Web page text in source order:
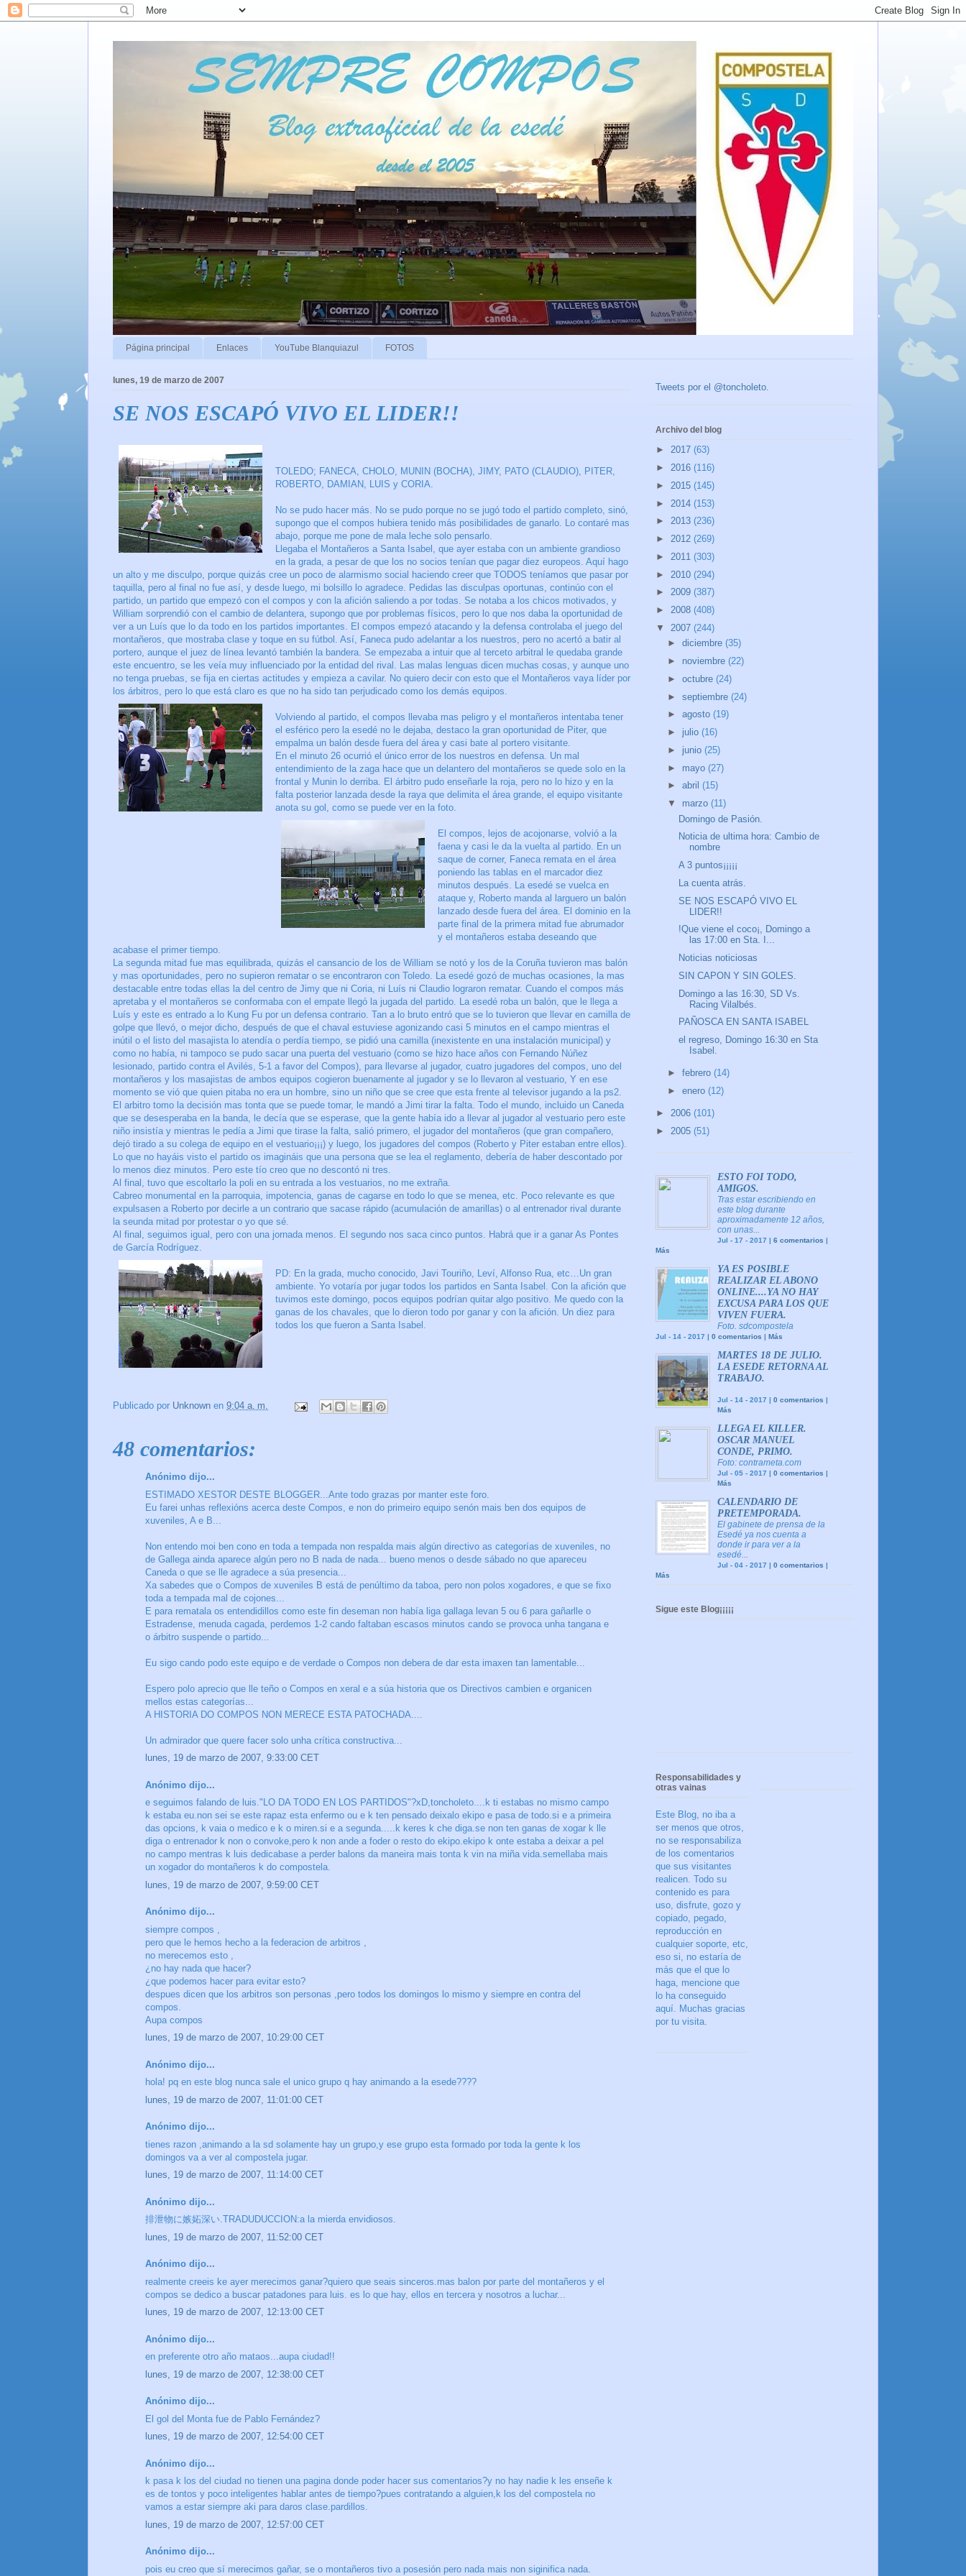
Página principal Enlaces YouTube Blanquiazul FOTOS
lunes, 19 de marzo de 2007
SE NOS ESCAPÓ VIVO EL LIDER!!
TOLEDO; FANECA, CHOLO, MUNIN (BOCHA), JIMY, PATO (CLAUDIO), PITER,
ROBERTO, DAMIAN, LUIS y CORIA.
No se pudo hacer más. No se pudo porque no se jugó todo el partido completo, sinó,
supongo que el compos hubiera tenido más posibilidades de ganarlo. Lo contaré mas
abajo, porque me pone de mala leche solo pensarlo.
Llegaba el Montañeros a Santa Isabel, que ayer estaba con un ambiente grandioso
en la grada, a pesar de que los no socios tenían que pagar diez europeos. Aquí hago
un alto y me disculpo, porque quizás cree un poco de alarmismo social haciendo creer que TODOS teníamos que pasar por
taquilla, pero al final no fue así, y desde luego, mi bolsillo lo agradece. Pedidas las disculpas oportunas, continúo con el
partido, un partido que empezó con el compos y con la afición saliendo a por todas. Se notaba a los chicos motivados, y
William sorprendió con el cambio de delantera, supongo que por problemas físicos, pero lo que nos daba la oportunidad de
ver a un Luís que lo da todo en los partidos importantes. El compos empezó atacando y la defensa controlaba el juego del
montañeros, que mostraba clase y toque en su fútbol. Así, Faneca pudo adelantar a los nuestros, pero no acertó a batir al
portero, aunque el juez de línea levantó también la bandera. Se empezaba a intuir que al terceto arbitral le quedaba grande
este encuentro, se les veía muy influenciado por la entidad del rival. Las malas lenguas dicen muchas cosas, y aunque uno
no tenga pruebas, se fija en ciertas actitudes y empieza a cavilar. No quiero decir con esto que el Montañeros vaya líder por
los árbitros, pero lo que está claro es que no ha sido tan perjudicado como los demás equipos.
Volviendo al partido, el compos llevaba mas peligro y el montañeros intentaba tener
el esférico pero la esedé no le dejaba, destaco la gran oportunidad de Piter, que
empalma un balón desde fuera del área y casi bate al portero visitante.
En el minuto 26 ocurrió el único error de los nuestros en defensa. Un mal
entendimiento de la zaga hace que un delantero del montañeros se quede solo en la
frontal y Munin lo derriba. El árbitro pudo enseñarle la roja, pero no lo hizo y en la
falta posterior lanzada desde la raya que delimita el área grande, el equipo visitante
anota su gol, como se puede ver en la foto.
El compos, lejos de acojonarse, volvió a la
faena y casi le da la vuelta al partido. En un
saque de corner, Faneca remata en el área
poniendo las tablas en el marcador diez
minutos después. La esedé se vuelca en
ataque y, Roberto manda al larguero un balón
lanzado desde fuera del área. El dominio en la
parte final de la primera mitad fue abrumador
y el montañeros estaba deseando que
acabase el primer tiempo.
La segunda mitad fue mas equilibrada, quizás el cansancio de los de William se notó y los de la Coruña tuvieron mas balón
y mas oportunidades, pero no supieron rematar o se encontraron con Toledo. La esedé gozó de muchas ocasiones, la mas
destacable entre todas ellas la del centro de Jimy que ni Coria, ni Luís ni Claudio lograron rematar. Cuando el compos más
apretaba y el montañeros se conformaba con el empate llegó la jugada del partido. La esedé roba un balón, que le llega a
Luís y este es entrado a lo Kung Fu por un defensa contrario. Tan a lo bruto entró que se lo tuvieron que llevar en camilla de
golpe que llevó, o mejor dicho, después de que el chaval estuviese agonizando casi 5 minutos en el campo mientras el
inútil o el listo del masajista lo atendía o perdía tiempo, se pidió una camilla (inexistente en una instalación municipal) y
como no había, ni tampoco se pudo sacar una puerta del vestuario (como se hizo hace años con Fernando Núñez
lesionado, partido contra el Avilés, 5-1 a favor del Compos), para llevarse al jugador, cuatro jugadores del compos, uno del
montañeros y los masajistas de ambos equipos cogieron buenamente al jugador y se lo llevaron al vestuario, Y en ese
momento se vió que quien pitaba no era un hombre, sino un niño que se cree que esta frente al televisor jugando a la ps2.
El arbitro tomo la decisión mas tonta que se puede tomar, le mandó a Jimi tirar la falta. Todo el mundo, incluido un Caneda
que se desesperaba en la banda, le decía que se esperase, que la gente había ido a llevar al jugador al vestuario pero este
niño insistía y mientras le pedía a Jimi que tirase la falta, salió primero, el jugador del montañeros (que gran compañero,
dejó tirado a su colega de equipo en el vestuario¡¡¡) y luego, los jugadores del compos (Roberto y Piter estaban entre ellos).
Lo que no hayáis visto el partido os imagináis que una persona que se lea el reglamento, debería de haber descontado por
lo menos diez minutos. Pero este tío creo que no descontó ni tres.
Al final, tuvo que escoltarlo la poli en su entrada a los vestuarios, no me extraña.
Cabreo monumental en la parroquia, impotencia, ganas de cagarse en todo lo que se menea, etc. Poco relevante es que
expulsasen a Roberto por decirle a un contrario que sacase rápido (acumulación de amarillas) o al entrenador rival durante
la seunda mitad por protestar o yo que sé.
Al final, seguimos igual, pero con una jornada menos. El segundo nos saca cinco puntos. Habrá que ir a ganar As Pontes
de García Rodríguez.
PD: En la grada, mucho conocido, Javi Touriño, Leví, Alfonso Rua, etc…Un gran
ambiente. Yo votaría por jugar todos los partidos en Santa Isabel. Con la afición que
tuvimos este domingo, pocos equipos podrían quitar algo positivo. Me quedo con la
ganas de los chavales, que lo dieron todo por ganar y con la afición. Un diez para
todos los que fueron a Santa Isabel.
Publicado por Unknown en 9:04 a. m.
48 comentarios:
Anónimo dijo...
ESTIMADO XESTOR DESTE BLOGGER...Ante todo grazas por manter este foro.
Eu farei unhas reflexións acerca deste Compos, e non do primeiro equipo senón mais ben dos equipos de
xuveniles, A e B...
Non entendo moi ben cono en toda a tempada non respalda mais algún directivo as categorías de xuveniles, no
de Gallega ainda aparece algún pero no B nada de nada... bueno menos o desde sábado no que apareceu
Caneda o que se lle agradece a súa presencia...
Xa sabedes que o Compos de xuveniles B está de penúltimo da taboa, pero non polos xogadores, e que se fixo
toda a tempada mal de cojones...
E para rematala os entendidillos como este fin deseman non había liga gallaga levan 5 ou 6 para gañarlle o
Estradense, menuda cagada, perdemos 1-2 cando faltaban escasos minutos cando se provoca unha tangana e
o árbitro suspende o partido...
Eu sigo cando podo este equipo e de verdade o Compos non debera de dar esta imaxen tan lamentable...
Espero polo aprecio que lle teño o Compos en xeral e a súa historia que os Directivos cambien e organicen
mellos estas categorías...
A HISTORIA DO COMPOS NON MERECE ESTA PATOCHADA....
Un admirador que quere facer solo unha crítica constructiva...
lunes, 19 de marzo de 2007, 9:33:00 CET
Anónimo dijo...
e seguimos falando de luis."LO DA TODO EN LOS PARTIDOS"?xD,toncholeto....k ti estabas no mismo campo
k estaba eu.non sei se este rapaz esta enfermo ou e k ten pensado deixalo ekipo e pasa de todo.si e a primeira
das opcions, k vaia o medico e k o miren.si e a segunda.....k keres k che diga.se non ten ganas de xogar k lle
diga o entrenador k non o convoke,pero k non ande a foder o resto do ekipo.ekipo k onte estaba a deixar a pel
no campo mentras k luis dedicabase a perder balons da maneira mais tonta k vin na miña vida.semellaba mais
un xogador do montañeros k do compostela.
lunes, 19 de marzo de 2007, 9:59:00 CET
Anónimo dijo...
siempre compos ,
pero que le hemos hecho a la federacion de arbitros ,
no merecemos esto ,
¿no hay nada que hacer?
¿que podemos hacer para evitar esto?
despues dicen que los arbitros son personas ,pero todos los domingos lo mismo y siempre en contra del
compos.
Aupa compos
lunes, 19 de marzo de 2007, 10:29:00 CET
Anónimo dijo...
hola! pq en este blog nunca sale el unico grupo q hay animando a la esede????
lunes, 19 de marzo de 2007, 11:01:00 CET
Anónimo dijo...
tienes razon ,animando a la sd solamente hay un grupo,y ese grupo esta formado por toda la gente k los
domingos va a ver al compostela jugar.
lunes, 19 de marzo de 2007, 11:14:00 CET
Anónimo dijo...
排泄物に嫉妬深い.TRADUDUCCION:a la mierda envidiosos.
lunes, 19 de marzo de 2007, 11:52:00 CET
Anónimo dijo...
realmente creeis ke ayer merecimos ganar?quiero que seais sinceros.mas balon por parte del montañeros y el
compos se dedico a buscar patadones para luis. es lo que hay, ellos en tercera y nosotros a luchar...
lunes, 19 de marzo de 2007, 12:13:00 CET
Anónimo dijo...
en preferente otro año mataos...aupa ciudad!!
lunes, 19 de marzo de 2007, 12:38:00 CET
Anónimo dijo...
El gol del Monta fue de Pablo Fernández?
lunes, 19 de marzo de 2007, 12:54:00 CET
Anónimo dijo...
k pasa k los del ciudad no tienen una pagina donde poder hacer sus comentarios?y no hay nadie k les enseñe k
es de tontos y poco inteligentes hablar antes de tiempo?pues contratando a alguien,k los del compostela no
vamos a estar siempre aki para daros clase.pardillos.
lunes, 19 de marzo de 2007, 12:57:00 CET
Anónimo dijo...
pois eu creo que sí merecimos gañar, se o montañeros tivo a posesión pero nada mais non siginifica nada.
Tweets por el @toncholeto.
Archivo del blog
► 2017 (63)
► 2016 (116)
► 2015 (145)
► 2014 (153)
► 2013 (236)
► 2012 (269)
► 2011 (303)
► 2010 (294)
► 2009 (387)
► 2008 (408)
▼ 2007 (244)
► diciembre (35)
► noviembre (22)
► octubre (24)
► septiembre (24)
► agosto (19)
► julio (16)
► junio (25)
► mayo (27)
► abril (15)
▼ marzo (11)
Domingo de Pasión.
Noticia de ultima hora: Cambio de
nombre
A 3 puntos¡¡¡¡¡
La cuenta atrás.
SE NOS ESCAPÓ VIVO EL
LIDER!!
!Que viene el coco¡, Domingo a
las 17:00 en Sta. I...
Noticias noticiosas
SIN CAPON Y SIN GOLES.
Domingo a las 16:30, SD Vs.
Racing Vilalbés.
PAÑOSCA EN SANTA ISABEL
el regreso, Domingo 16:30 en Sta
Isabel.
► febrero (14)
► enero (12)
► 2006 (101)
► 2005 (51)
ESTO FOI TODO,
AMIGOS.
Tras estar escribiendo en
este blog durante
aproximadamente 12 años,
con unas...
Jul - 17 - 2017 | 6 comentarios |
Más
YA ES POSIBLE
REALIZAR EL ABONO
ONLINE....YA NO HAY
EXCUSA PARA LOS QUE
VIVEN FUERA.
Foto. sdcompostela
Jul - 14 - 2017 | 0 comentarios | Más
MARTES 18 DE JULIO.
LA ESEDE RETORNA AL
TRABAJO.
Jul - 14 - 2017 | 0 comentarios |
Más
LLEGA EL KILLER.
OSCAR MANUEL
CONDE, PRIMO.
Foto: contrameta.com
Jul - 05 - 2017 | 0 comentarios |
Más
CALENDARIO DE
PRETEMPORADA.
El gabinete de prensa de la
Esedé ya nos cuenta a
donde ir para ver a la
esedé...
Jul - 04 - 2017 | 0 comentarios |
Más
Sigue este Blog¡¡¡¡¡
Responsabilidades y
otras vainas
Este Blog, no iba a
ser menos que otros,
no se responsabiliza
de los comentarios
que sus visitantes
realicen. Todo su
contenido es para
uso, disfrute, gozo y
copiado, pegado,
reproducción en
cualquier soporte, etc,
eso si, no estaría de
más que el que lo
haga, mencione que
lo ha conseguido
aquí. Muchas gracias
por tu visita.